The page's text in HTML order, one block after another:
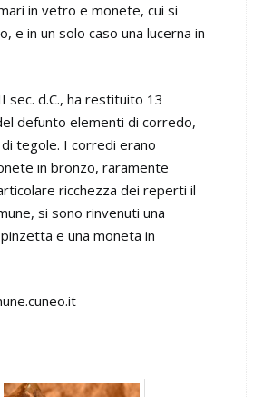
in vetro e monete, cui si
in un solo caso una lucerna in
sec. d.C., ha restituito 13
defunto elementi di corredo,
tegole. I corredi erano
in bronzo, raramente
ricchezza dei reperti il
si sono rinvenuti una
e una moneta in